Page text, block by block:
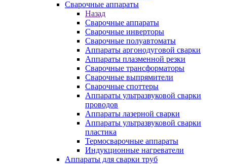
Сварочные аппараты
Назад
Сварочные аппараты
Сварочные инверторы
Сварочные полуавтоматы
Аппараты аргонодуговой сварки
Аппараты плазменной резки
Сварочные трансформаторы
Сварочные выпрямители
Сварочные споттеры
Аппараты ультразвуковой сварки
проводов
Аппараты лазерной сварки
Аппараты ультразвуковой сварки
пластика
Термосварочные аппараты
Индукционные нагреватели
Аппараты для сварки труб